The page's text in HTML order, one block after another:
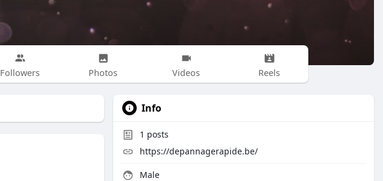
Followers Photos Videos Reels
Info
1 posts
https://depannagerapide.be/
Male